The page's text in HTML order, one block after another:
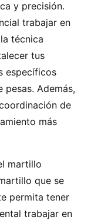
y precisión.
trabajar en
técnica
tus
específicos
Además,
de
más
martillo
que se
permita tener
trabajar en